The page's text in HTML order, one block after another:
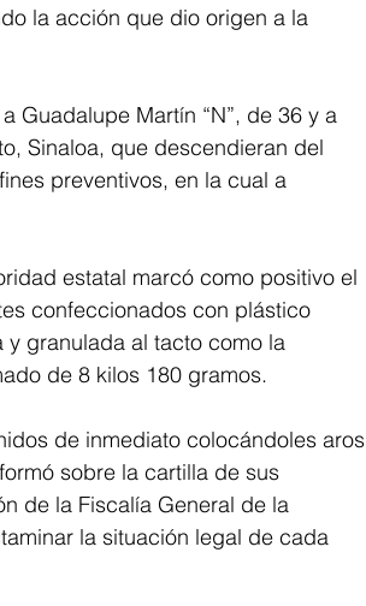
la acción que dio origen a la
Guadalupe Martín “N”, de 36 y a
Sinaloa, que descendieran del
preventivos, en la cual a
estatal marcó como positivo el
confeccionados con plástico
granulada al tacto como la
de 8 kilos 180 gramos.
de inmediato colocándoles aros
sobre la cartilla de sus
de la Fiscalía General de la
la situación legal de cada